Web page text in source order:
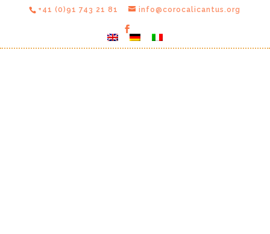
+41 (0)91 743 21 81 info@corocalicantus.org